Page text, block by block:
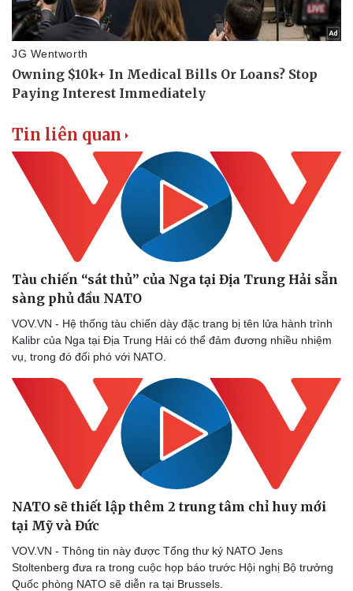
Tin liên quan
Tàu chiến “sát thủ” của Nga tại Địa Trung Hải sẵn
sàng phủ đầu NATO
VOV.VN - Hệ thống tàu chiến dày đặc trang bị tên lửa hành trình
Kalibr của Nga tại Địa Trung Hải có thể đảm đương nhiều nhiệm
vụ, trong đó đối phó với NATO.
NATO sẽ thiết lập thêm 2 trung tâm chỉ huy mới
tại Mỹ và Đức
VOV.VN - Thông tin này được Tổng thư ký NATO Jens
Stoltenberg đưa ra trong cuộc họp báo trước Hội nghị Bộ trưởng
Quốc phòng NATO sẽ diễn ra tại Brussels.